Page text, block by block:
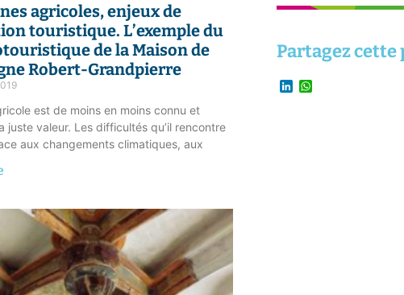
agricoles, enjeux de
touristique. L’exemple du
de la Maison de
Robert-Grandpierre
est de moins en moins connu et
juste valeur. Les difficultés qu’il rencontre
aux changements climatiques, aux
Partagez cette
LinkedIn
WhatsApp